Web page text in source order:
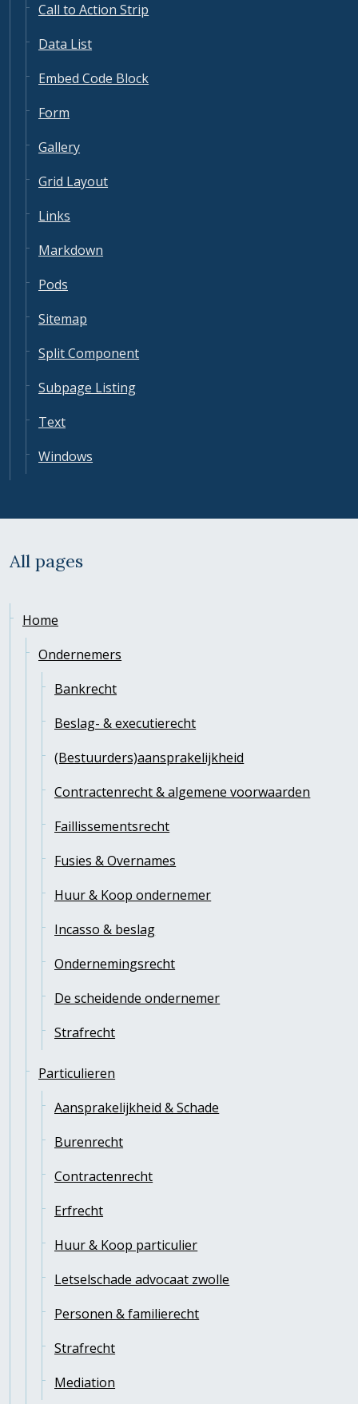
Call to Action Strip
Data List
Embed Code Block
Form
Gallery
Grid Layout
Links
Markdown
Pods
Sitemap
Split Component
Subpage Listing
Text
Windows
All pages
Home
Ondernemers
Bankrecht
Beslag- & executierecht
(Bestuurders)aansprakelijkheid
Contractenrecht & algemene voorwaarden
Faillissementsrecht
Fusies & Overnames
Huur & Koop ondernemer
Incasso & beslag
Ondernemingsrecht
De scheidende ondernemer
Strafrecht
Particulieren
Aansprakelijkheid & Schade
Burenrecht
Contractenrecht
Erfrecht
Huur & Koop particulier
Letselschade advocaat zwolle
Personen & familierecht
Strafrecht
Mediation